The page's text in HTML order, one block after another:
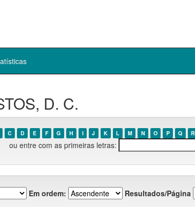
D. C.
C D E F G H I J K L M N O P Q R
ou entre com as primeiras letras:
Em ordem: Resultados/Página